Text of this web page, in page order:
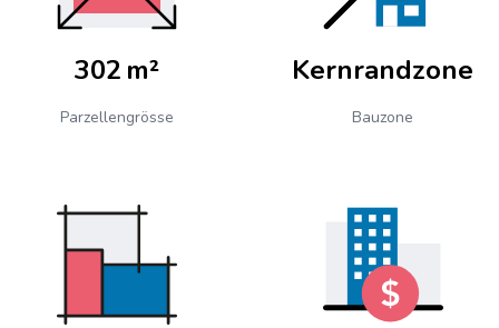
302 m²
Parzellengrösse
Kernrandzone
Bauzone